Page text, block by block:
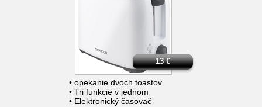
• opekanie dvoch toastov
• Tri funkcie v jednom
• Elektronický časovač
13€